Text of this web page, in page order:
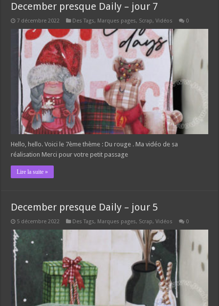
December presque Daily – jour 7
7 décembre 2022 Des Tags, Marques pages, Scrap,Vidéos 0
Hello, hello. Voici le 7ème thème : Du rouge . Ma vidéo de sa
réalisation Merci pour votre petit passage
Lire la suite »
December presque Daily – jour 5
5 décembre 2022 Des Tags, Marques pages, Scrap,Vidéos 0